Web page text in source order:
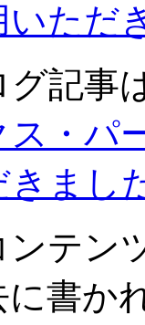
いただ
記事
ス・パ
まし
テン
に書か